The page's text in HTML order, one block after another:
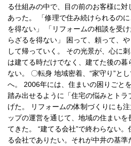
る仕組みの中で、目の前のお客様に対
あった。 「修理で住み続けられるの
を得ない」 「リフォームの相談を受
らざるを得ない」 困って、頼って、
して帰っていく。 その光景が、心に
は建てる時だけでなく、建てた後の暮
ない。 〇転身 地域密着、“家守り”と
へ。 2006年には、住まいの困りごと
踏み出せるように「住宅の悩みとト
げた。 リフォームの体制づくりにも
ップの運営を通じて、地域の住まいを
てきた。 “建てる会社”で終わらない
る会社でありたい。それが中井の基